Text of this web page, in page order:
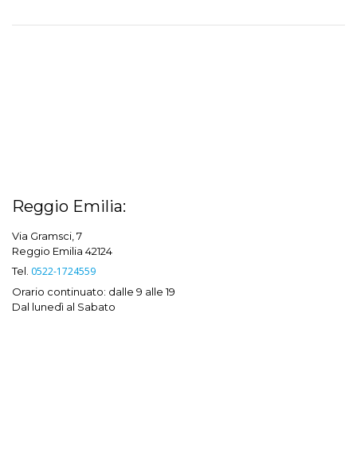
Reggio Emilia:
Via Gramsci, 7
Reggio Emilia 42124
Tel. 0522-1724559
Orario continuato: dalle 9 alle 19
Dal lunedì al Sabato